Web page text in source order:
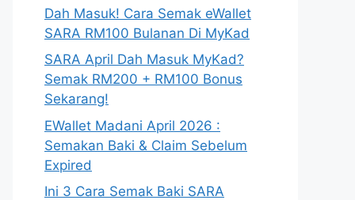
Dah Masuk! Cara Semak eWallet
SARA RM100 Bulanan Di MyKad
SARA April Dah Masuk MyKad?
Semak RM200 + RM100 Bonus
Sekarang!
EWallet Madani April 2026 :
Semakan Baki & Claim Sebelum
Expired
Ini 3 Cara Semak Baki SARA